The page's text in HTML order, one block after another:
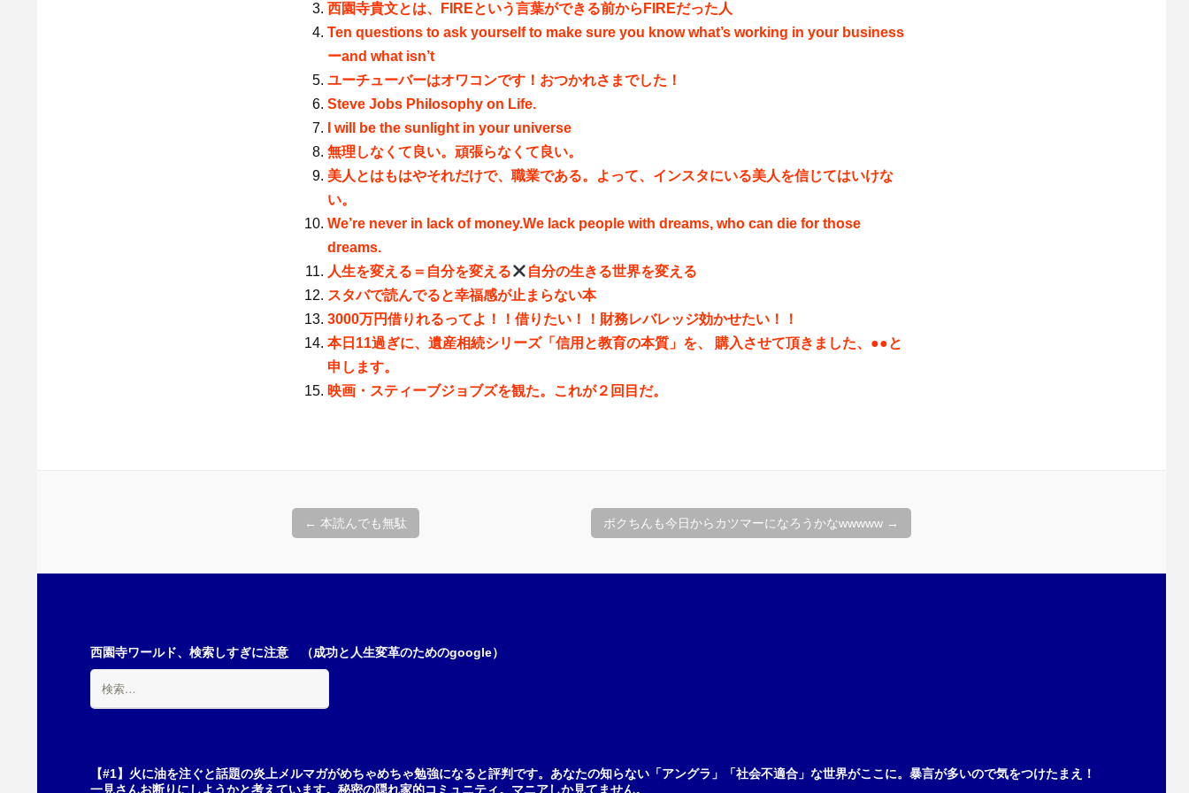
西園寺貴文とは、FIREという言葉ができる前からFIREだった人
Ten questions to ask yourself to make sure you know what’s working in your business
ーand what isn’t
ユーチューバーはオワコンです！おつかれさまでした！
Steve Jobs Philosophy on Life.
I will be the sunlight in your universe
無理しなくて良い。頑張らなくて良い。
美人とはもはやそれだけで、職業である。よって、インスタにいる美人を信じてはいけな
い。
We’re never in lack of money.We lack people with dreams, who can die for those
dreams.
人生を変える＝自分を変える
自分の生きる世界を変える
スタバで読んでると幸福感が止まらない本
3000万円借りれるってよ！！借りたい！！財務レバレッジ効かせたい！！
本日11過ぎに、遺産相続シリーズ「信用と教育の本質」を、 購入させて頂きました、●●と
申します。
映画・スティーブジョブズを観た。これが２回目だ。
稿
← 本読んでも無駄 ボクちんも今日からカツマーになろうかなwwwww →
西園寺ワールド、検索しすぎに注意 （成功と人生変革のためのgoogle）
索:
【#1】火に油を注ぐと話題の炎上メルマガがめちゃめちゃ勉強になると評判です。あなたの知らない「アングラ」「社会不適合」な世界がここに。暴言が多いので気をつけたまえ！
一見さんお断りにしようかと考えています。秘密の隠れ家的コミュニティ。マニアしか見てません。